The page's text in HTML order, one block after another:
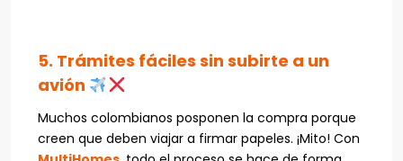
5. Trámites fáciles sin subirte a un
avión
Muchos colombianos posponen la compra porque
creen que deben viajar a firmar papeles. ¡Mito! Con